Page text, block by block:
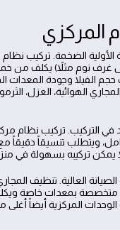
المركزي
الأولية الضخمة. تركيب
نوم مثلاً) يكلف من
حجم الفيلا وجودة المعدات
الهوائية، العزل،
في التركيب. تركيب نظام
ويتطلب تنسيقاً
يمكن تركيبه بسهولة في
العالية. تنظيف
بمعدات خاصة
الوحدات المركزية أيضاً